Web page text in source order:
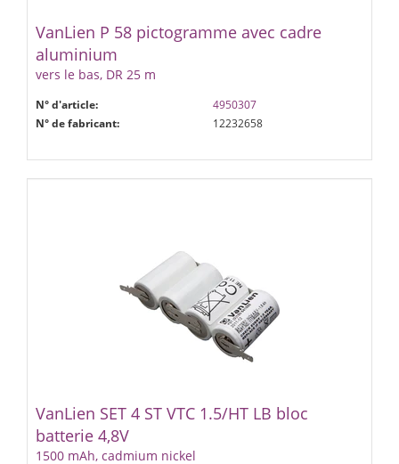
VanLien P 58 pictogramme avec cadre
aluminium
vers le bas, DR 25 m
N° d'article:
4950307
N° de fabricant:
12232658
VanLien SET 4 ST VTC 1.5/HT LB bloc
batterie 4,8V
1500 mAh, cadmium nickel